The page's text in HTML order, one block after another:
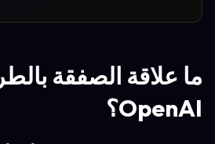
ما علاقة الصفقة
OpenAI؟